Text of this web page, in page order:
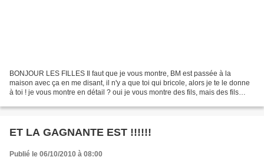
BONJOUR LES FILLES Il faut que je vous montre, BM est passée à la
maison avec ça en me disant, il n'y a que toi qui bricole, alors je te le donne
à toi ! je vous montre en détail ? oui je vous montre des fils, mais des fils
ET LA GAGNANTE EST !!!!!!
Publié le 06/10/2010 à 08:00